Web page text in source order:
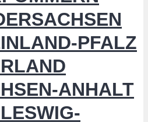
PFALZ
ANHALT